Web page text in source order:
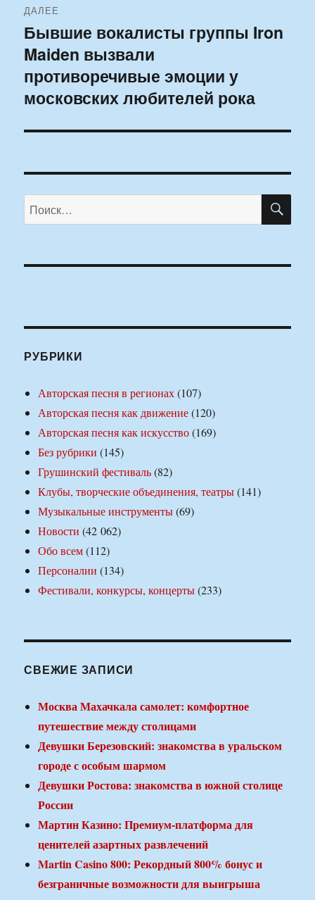
ДАЛЕЕ
Следующая
запись:
Бывшие вокалисты группы Iron
Maiden вызвали
противоречивые эмоции у
московских любителей рока
Искать:
РУБРИКИ
Авторская песня в регионах(107)
Авторская песня как движение(120)
Авторская песня как искусство(169)
Без рубрики (145)
Грушинский фестиваль(82)
Клубы, творческие объединения, театры(141)
Музыкальные инструменты(69)
Новости (42 062)
Обо всем(112)
Персоналии (134)
Фестивали, конкурсы, концерты(233)
СВЕЖИЕ ЗАПИСИ
Москва Махачкала самолет: комфортное
путешествие между столицами
Девушки Березовский: знакомства в уральском
городе с особым шармом
Девушки Ростова: знакомства в южной столице
России
Мартин Казино: Премиум-платформа для
ценителей азартных развлечений
Martin Casino 800: Рекордный 800% бонус и
безграничные возможности для выигрыша